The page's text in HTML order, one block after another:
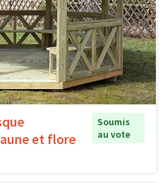
et flore
Soumis
au vote